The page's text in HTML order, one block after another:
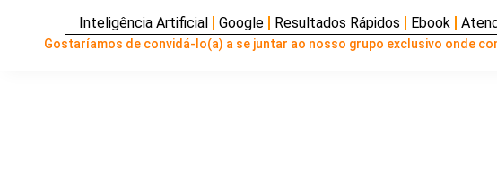
Inteligência Artificial Google Resultados Rápidos Ebook
Gostaríamos de convidá-lo(a) a se juntar ao nosso grupo exclusivo onde